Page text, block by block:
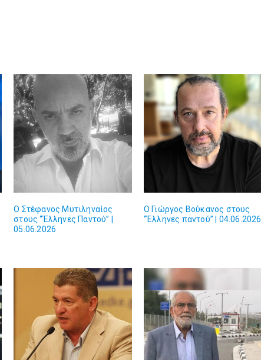
O Στέφανος Μυτιληναίος
στους “Έλληνες Παντού” |
05.06.2026
O Γιώργος Βούκανος στους
“Έλληνες παντού” | 04.06.2026